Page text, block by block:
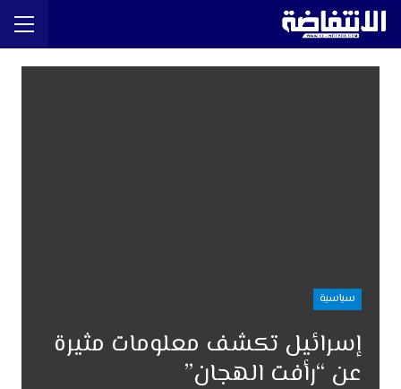
سياسية
إسرائيل تكشف معلومات مثيرة
عن “رأفت الهجان”